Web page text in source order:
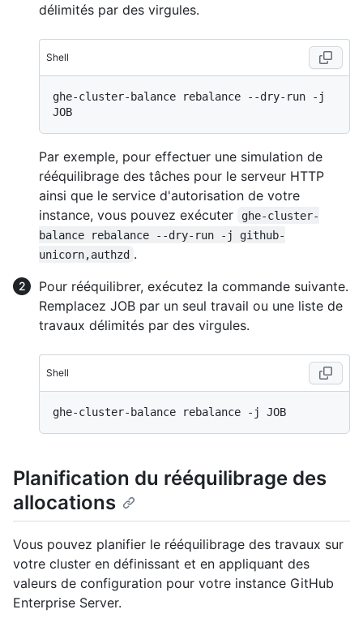
délimités par des virgules.
Shell
ghe-cluster-balance rebalance --dry-run -j
Par exemple, pour effectuer une simulation de
rééquilibrage des tâches pour le serveur HTTP
ainsi que le service d'autorisation de votre
instance, vous pouvez exécuter
ghe-cluster-
balance rebalance --dry-run -j github-
unicorn,authzd .
Pour rééquilibrer, exécutez la commande suivante.
Remplacez JOB par un seul travail ou une liste de
travaux délimités par des virgules.
Shell
Planification du rééquilibrage des
allocations
Vous pouvez planifier le rééquilibrage des travaux sur
votre cluster en définissant et en appliquant des
valeurs de configuration pour votre instance GitHub
Enterprise Server.